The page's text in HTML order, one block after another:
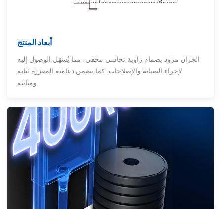
أبعاد المنتج
الخزان مزود بصمام زاوية نحاسي مخفي، مما يُسهّل الوصول إليه
لإجراء الصيانة والإصلاحات. كما يضمن دعامته المعززة ثباته